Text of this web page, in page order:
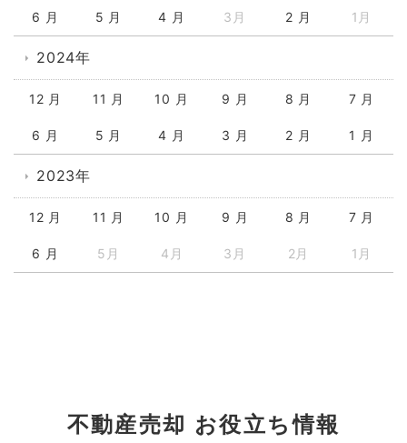
6 月 5 月 4 月 3月 2 月 1月
2024年
12 月 11 月 10 月 9 月 8 月 7 月
6 月 5 月 4 月 3 月 2 月 1 月
2023年
12 月 11 月 10 月 9 月 8 月 7 月
6 月 5月 4月 3月 2月 1月
不動産売却 お役立ち情報